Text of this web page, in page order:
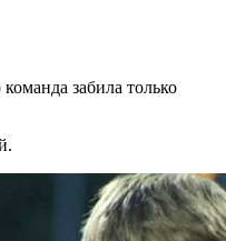
забила только